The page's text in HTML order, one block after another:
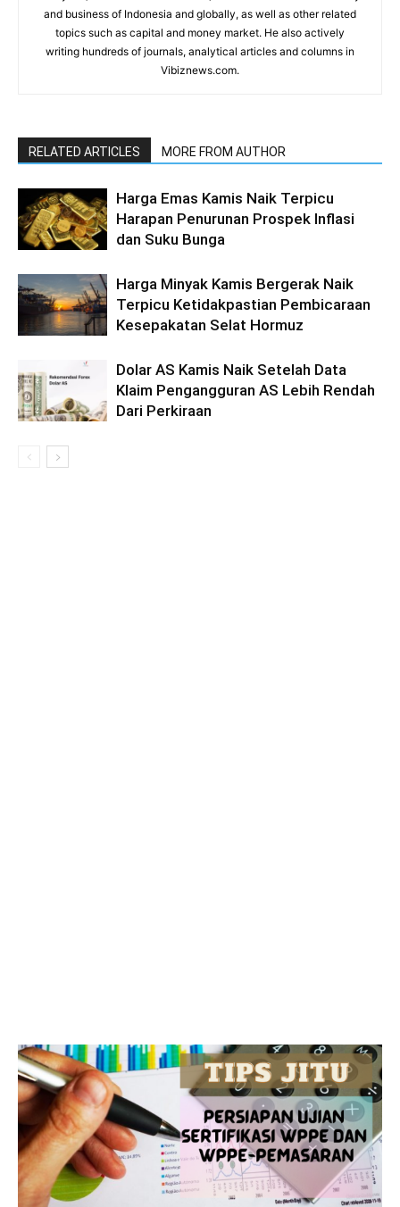
and business of Indonesia and globally, as well as other related
topics such as capital and money market. He also actively
writing hundreds of journals, analytical articles and columns in
Vibiznews.com.
RELATED ARTICLES MORE FROM AUTHOR
Harga Emas Kamis Naik Terpicu
Harapan Penurunan Prospek Inflasi
dan Suku Bunga
Harga Minyak Kamis Bergerak Naik
Terpicu Ketidakpastian Pembicaraan
Kesepakatan Selat Hormuz
Dolar AS Kamis Naik Setelah Data
Klaim Pengangguran AS Lebih Rendah
Dari Perkiraan